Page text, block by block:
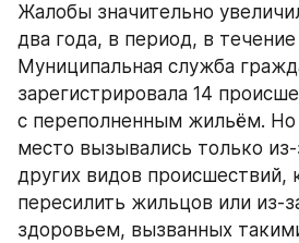
Жалобы значительно
два года, в период, в течение
Муниципальная служба
зарегистрировала 14
с переполненным жильём. Но
место вызывались только
других видов происшествий,
пересилить жильцов или из-
здоровьем, вызванных